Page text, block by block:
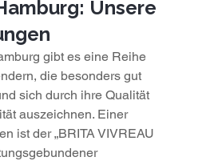
Unsere
gibt es eine Reihe
die besonders gut
sich durch ihre Qualität
auszeichnen. Einer
ist der „BRITA VIVREAU